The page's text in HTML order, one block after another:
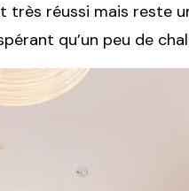
très réussi mais reste
qu’un peu de